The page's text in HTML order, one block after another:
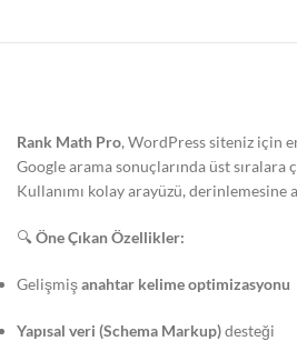
Rank Math Pro, WordPress siteniz için
Google arama sonuçlarında üst sıralara
Kullanımı kolay arayüzü,
🔍 Öne Çıkan Özellikler:
Gelişmişanahtar kelime optimizasyonu
Yapısal veri (Schema Markup)desteği